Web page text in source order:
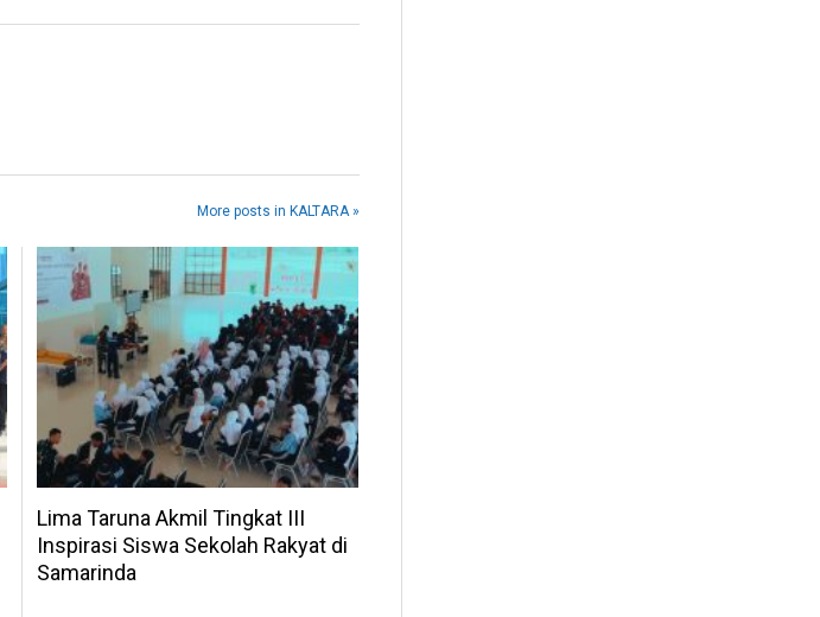
More posts in KALTARA »
Lima Taruna Akmil Tingkat III
Inspirasi Siswa Sekolah Rakyat di
Samarinda